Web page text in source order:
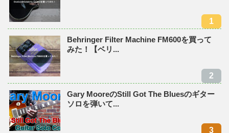
Behringer Filter Machine FM600を買って
みた！【ベリ...
Gary MooreのStill Got The Bluesのギター
ソロを弾いて...